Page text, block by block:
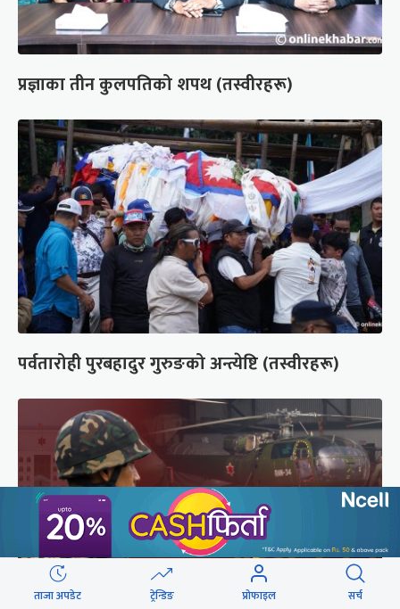
प्रज्ञाका तीन कुलपतिको शपथ (तस्वीरहरू)
पर्वतारोही पुरबहादुर गुरुङको अन्त्येष्टि (तस्वीरहरू)
ताजा अपडेट ट्रेन्डिङ प्रोफाइल सर्च